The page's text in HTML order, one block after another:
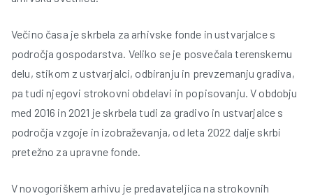
Večino časa je skrbela za arhivske fonde in ustvarjalce s
področja gospodarstva. Veliko se je posvečala terenskemu
delu, stikom z ustvarjalci, odbiranju in prevzemanju gradiva,
pa tudi njegovi strokovni obdelavi in popisovanju. V obdobju
med 2016 in 2021 je skrbela tudi za gradivo in ustvarjalce s
področja vzgoje in izobraževanja, od leta 2022 dalje skrbi
pretežno za upravne fonde.
V novogoriškem arhivu je predavateljica na strokovnih